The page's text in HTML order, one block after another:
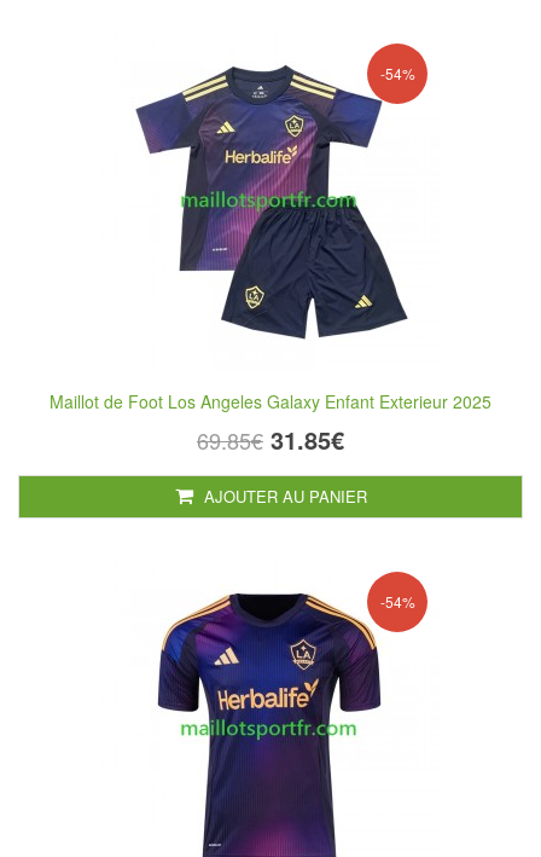
-54%
Maillot de Foot Los Angeles Galaxy Enfant Exterieur 2025
69.85€ 31.85€
AJOUTER AU PANIER
-54%